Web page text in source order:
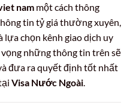
nam một cách thông
tin tỷ giá thường xuyên,
lựa chọn kênh giao dịch uy
những thông tin trên sẽ
đưa ra quyết định tốt nhất
Visa Nước Ngoài